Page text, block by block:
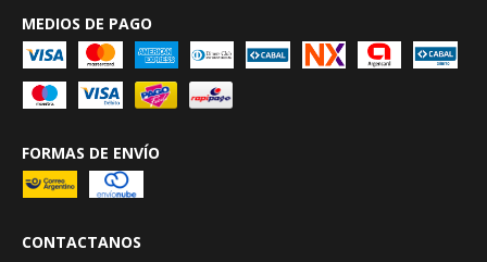
MEDIOS DE PAGO
FORMAS DE ENVÍO
CONTACTANOS